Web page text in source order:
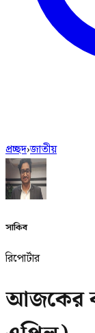
প্রচ্ছদ›জাতীয়
সাকিব
রিপোর্টার
আজকের